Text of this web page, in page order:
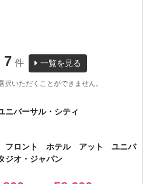
7 件 一覧を見る
いただくことができません。
ニバーサル・シティ
ロント ホテル アット ユニバ
ジオ・ジャパン